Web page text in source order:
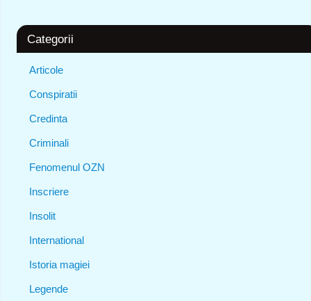
Categorii
Articole
Conspiratii
Credinta
Criminali
Fenomenul OZN
Inscriere
Insolit
International
Istoria magiei
Legende